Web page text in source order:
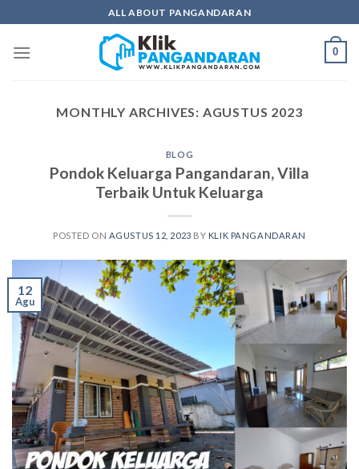
to
content
ALL ABOUT PANGANDARAN
0
MONTHLY ARCHIVES: AGUSTUS 2023
BLOG
Pondok Keluarga Pangandaran, Villa
Terbaik Untuk Keluarga
POSTED ON AGUSTUS 12, 2023 BY KLIK PANGANDARAN
12
Agu